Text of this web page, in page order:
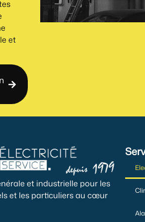
et
et industrielle pour les
et les particuliers au cœur